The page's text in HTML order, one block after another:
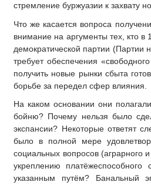
стремление буржуазии к захвату
Что же касается вопроса
внимание на аргументы тех, кто
демократической партии (Партии
требует обеспечения
получить новые рынки сбыта
борьбе за передел сфер влияния.
На каком основании они
бойню? Почему нельзя было
экспансии? Некоторые ответят
было в полной мере
социальных вопросов (аграрного
укреплению
указанным путём? Банальный